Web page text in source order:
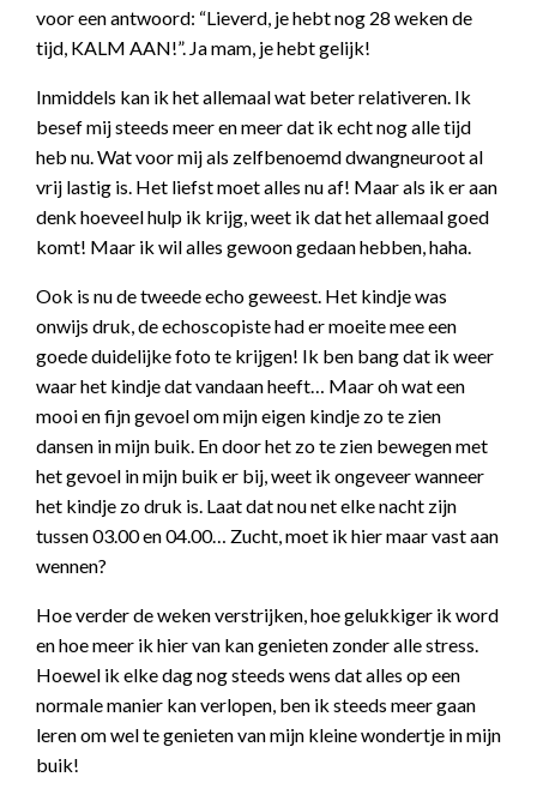
voor een antwoord: “Lieverd, je hebt nog 28 weken de
tijd, KALM AAN!”. Ja mam, je hebt gelijk!
Inmiddels kan ik het allemaal wat beter relativeren. Ik
besef mij steeds meer en meer dat ik echt nog alle tijd
heb nu. Wat voor mij als zelfbenoemd dwangneuroot al
vrij lastig is. Het liefst moet alles nu af! Maar als ik er aan
denk hoeveel hulp ik krijg, weet ik dat het allemaal goed
komt! Maar ik wil alles gewoon gedaan hebben, haha.
Ook is nu de tweede echo geweest. Het kindje was
onwijs druk, de echoscopiste had er moeite mee een
goede duidelijke foto te krijgen! Ik ben bang dat ik weer
waar het kindje dat vandaan heeft… Maar oh wat een
mooi en fijn gevoel om mijn eigen kindje zo te zien
dansen in mijn buik. En door het zo te zien bewegen met
het gevoel in mijn buik er bij, weet ik ongeveer wanneer
het kindje zo druk is. Laat dat nou net elke nacht zijn
tussen 03.00 en 04.00… Zucht, moet ik hier maar vast aan
wennen?
Hoe verder de weken verstrijken, hoe gelukkiger ik word
en hoe meer ik hier van kan genieten zonder alle stress.
Hoewel ik elke dag nog steeds wens dat alles op een
normale manier kan verlopen, ben ik steeds meer gaan
leren om wel te genieten van mijn kleine wondertje in mijn
buik!